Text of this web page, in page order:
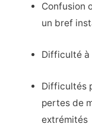
Confusion
un bref
Difficulté à
Difficultés
pertes de
extrémités